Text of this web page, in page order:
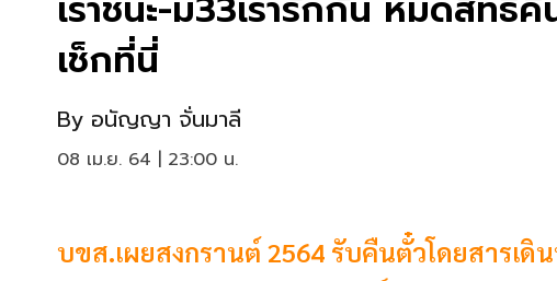
เช็กที่นี่
By อนัญญา จั่นมาลี
08 เม.ย. 64 | 23:00 น.
บขส.เผยสงกรานต์ 2564 รับคืนตั๋วโดยสารเดิ